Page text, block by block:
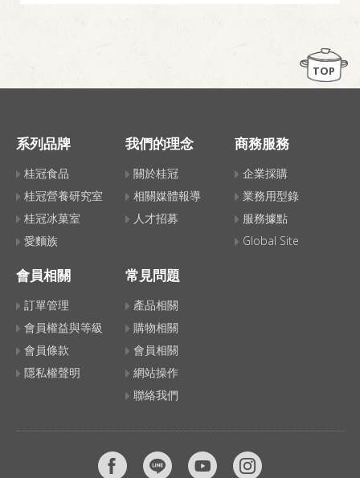
TOP
系列品牌
桂冠食品
桂冠營養研究室
桂冠冰菓室
愛麵族
我們的理念
關於桂冠
相關媒體報導
人才招募
商務服務
企業採購
業務用型錄
服務據點
Global Site
會員相關
訂單管理
會員權益與等級
會員條款
隱私權聲明
常見問題
產品相關
購物相關
會員相關
網站操作
聯絡我們